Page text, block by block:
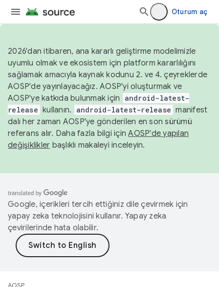
Oturum aç
2026'dan itibaren, ana kararlı geliştirme modelimizle
uyumlu olmak ve ekosistem için platform kararlılığını
sağlamak amacıyla kaynak kodunu 2. ve 4. çeyreklerde
AOSP'de yayınlayacağız. AOSP'yi oluşturmak ve
AOSP'ye katkıda bulunmak için
android-latest-
release kullanın. android-latest-release manifest
dalı her zaman AOSP'ye gönderilen en son sürümü
referans alır. Daha fazla bilgi içinAOSP'de yapılan
değişiklikler başlıklı makaleyi inceleyin.
Google, içerikleri tercih ettiğiniz dile çevirmek için
yapay zeka teknolojisini kullanır. Yapay zeka
çevirilerinde hata olabilir.
AOSP